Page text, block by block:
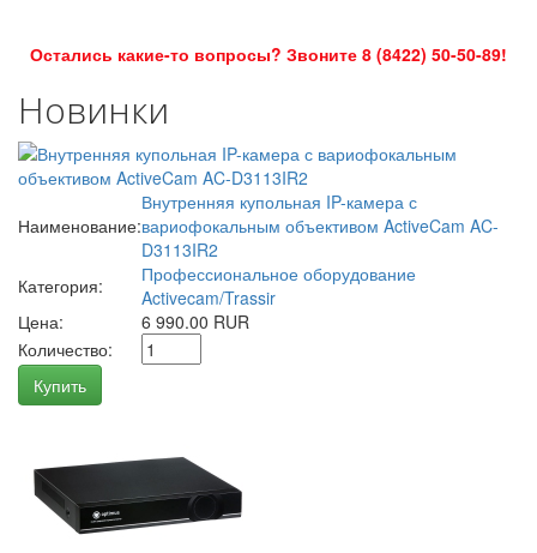
Остались какие-то вопросы? Звоните 8 (8422) 50-50-89!
Новинки
Наименование:
Внутренняя купольная IP-камера с
вариофокальным объективом ActiveCam AC-
D3113IR2
Категория:
Профессиональное оборудование
Activecam/Trassir
Цена:
6 990.00 RUR
Количество:
Купить